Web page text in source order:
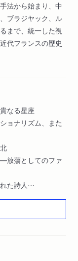
法から始まり、中
ブラジヤック、ル
まで、統一した視
代フランスの歴史
なる星座
ョナリズム、また
放蕩としてのファ
た詩人
めのホロコースト
葬られ